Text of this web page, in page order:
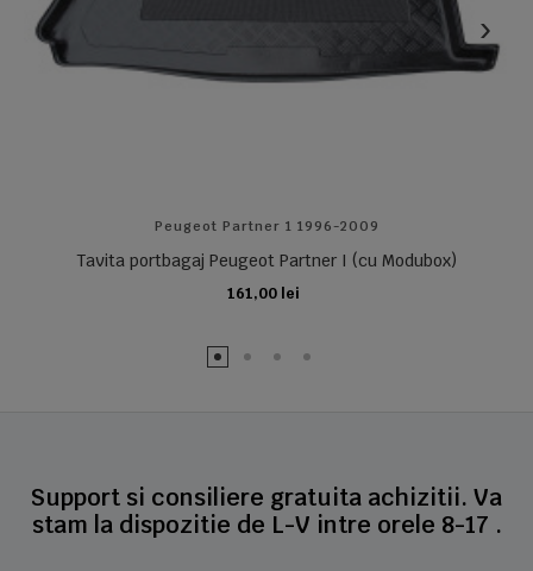
Peugeot Partner 1 1996-2009
Tavita portbagaj Peugeot Partner I (cu Modubox)
161,00 lei
ADAUGA IN COS
Support si consiliere gratuita achizitii. Va
stam la dispozitie de L-V intre orele 8-17 .